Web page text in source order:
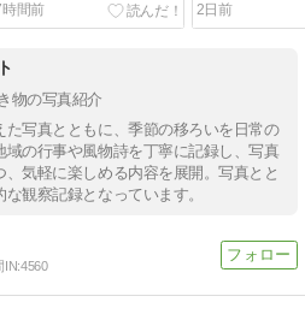
間前 2日前
物の写真紹介
写真とともに、季節の移ろいを日常の
の行事や風物詩を丁寧に記録し、写真
気軽に楽しめる内容を展開。写真とと
観察記録となっています。
IN:4560